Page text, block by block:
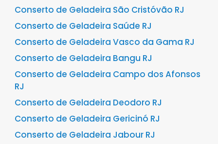
Conserto de Geladeira São Cristóvão RJ
Conserto de Geladeira Saúde RJ
Conserto de Geladeira Vasco da Gama RJ
Conserto de Geladeira Bangu RJ
Conserto de Geladeira Campo dos Afonsos
RJ
Conserto de Geladeira Deodoro RJ
Conserto de Geladeira Gericinó RJ
Conserto de Geladeira Jabour RJ